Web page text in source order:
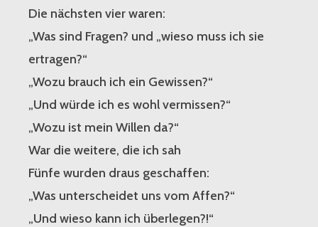
Die nächsten vier waren:
„Was sind Fragen? und „wieso muss ich sie
ertragen?“
„Wozu brauch ich ein Gewissen?“
„Und würde ich es wohl vermissen?“
„Wozu ist mein Willen da?“
War die weitere, die ich sah
Fünfe wurden draus geschaffen:
„Was unterscheidet uns vom Affen?“
„Und wieso kann ich überlegen?!“